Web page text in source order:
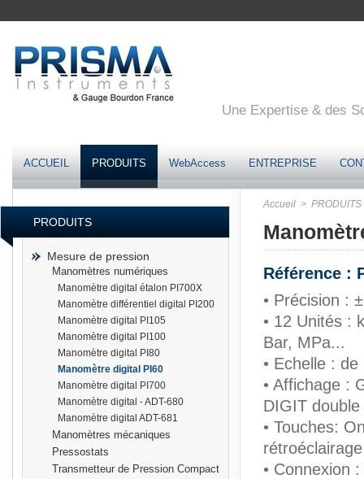
Une Expertise & des
ACCUEIL PRODUITS WebAccess ENTREPRISE
PRODUITS
Mesure de pression
Manomètres numériques
Manomètre digital étalon PI700X
Manomètre différentiel digital PI200
Manomètre digital PI105
Manomètre digital PI100
Manomètre digital PI80
Manomètre digital PI60
Manomètre digital PI700
Manomètre digital - ADT-680
Manomètre digital ADT-681
Manomètres mécaniques
Pressostats
Transmetteur de Pression Compact
Accueil > PRODUITS
Référence :
• Précision :
• 12 Unités :
Bar, MPa...
• Echelle :
• Affichage :
DIGIT
• Touches:
rétroéclairage
• Connexion